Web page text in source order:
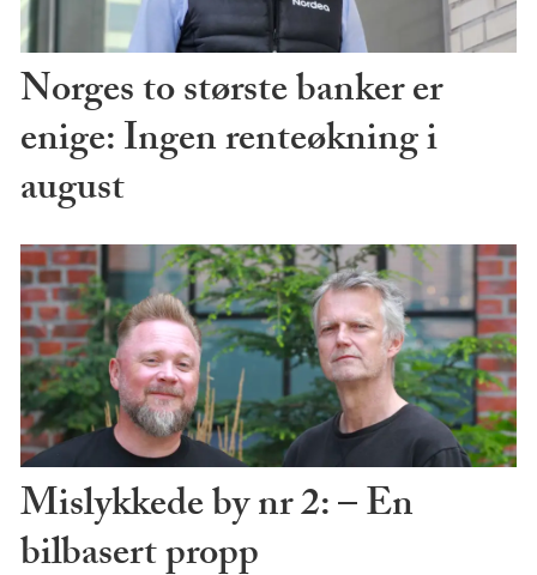
Norges to største banker er
enige: Ingen renteøkning i
august
Mislykkede by nr 2: – En
bilbasert propp